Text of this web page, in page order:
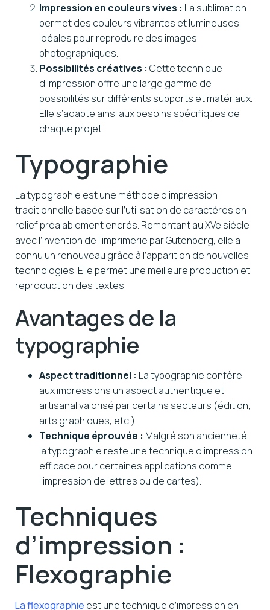
Impression en couleurs vives : La sublimation
permet des couleurs vibrantes et lumineuses,
idéales pour reproduire des images
photographiques.
Possibilités créatives : Cette technique
d’impression offre une large gamme de
possibilités sur différents supports et matériaux.
Elle s’adapte ainsi aux besoins spécifiques de
chaque projet.
Typographie
La typographie est une méthode d’impression
traditionnelle basée sur l’utilisation de caractères en
relief préalablement encrés. Remontant au XVe siècle
avec l’invention de l’imprimerie par Gutenberg, elle a
connu un renouveau grâce à l’apparition de nouvelles
technologies. Elle permet une meilleure production et
reproduction des textes.
Avantages de la
typographie
Aspect traditionnel : La typographie confère
aux impressions un aspect authentique et
artisanal valorisé par certains secteurs (édition,
arts graphiques, etc.).
Technique éprouvée : Malgré son ancienneté,
la typographie reste une technique d’impression
efficace pour certaines applications comme
l’impression de lettres ou de cartes).
Techniques
d’impression :
Flexographie
La flexographie est une technique d’impression en